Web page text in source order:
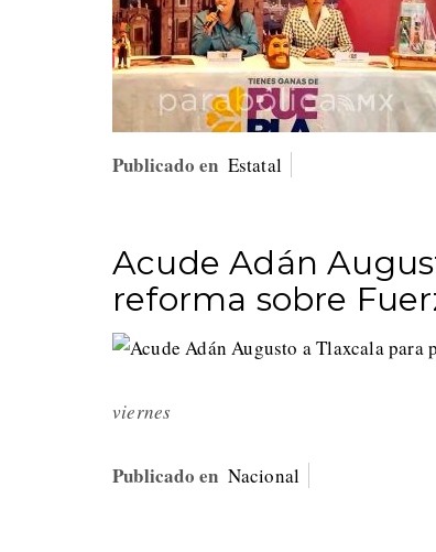
Publicado en Estatal
Acude Adán
reforma sobre
viernes
Publicado en Nacional